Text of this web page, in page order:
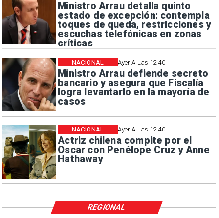
Ministro Arrau detalla quinto
estado de excepción: contempla
toques de queda, restricciones y
escuchas telefónicas en zonas
críticas
Ayer A Las 12:40
Ministro Arrau defiende secreto
bancario y asegura que Fiscalía
logra levantarlo en la mayoría de
casos
NACIONAL
Ayer A Las 12:40
Actriz chilena compite por el
Oscar con Penélope Cruz y Anne
Hathaway
NACIONAL
REGIONAL